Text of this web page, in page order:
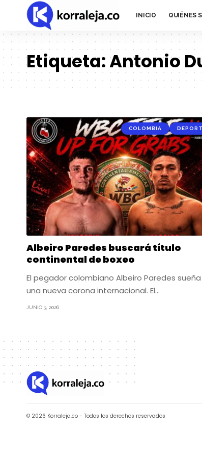
INICIO QUIÉNES
Etiqueta:Antonio
COLOMBIA
Albeiro Paredes buscará título
continental de boxeo
El pegador colombiano Albeiro Paredes
una nueva corona internacional. El…
JUNIO 3, 2026
© 2026 Korraleja.co - Todos los derechos reservados